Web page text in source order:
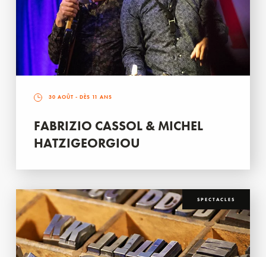
30 AOÛT - DÈS 11 ANS
FABRIZIO CASSOL & MICHEL
HATZIGEORGIOU
SPECTACLES